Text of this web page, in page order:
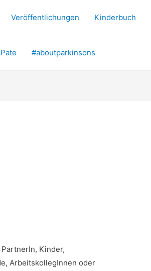
Veröffentlichungen Kinderbuch
#aboutparkinsons
Kinder,
ArbeitskollegInnen oder